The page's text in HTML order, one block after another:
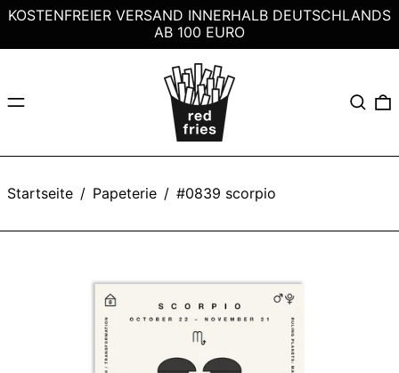
KOSTENFREIER VERSAND INNERHALB DEUTSCHLANDS
AB 100 EURO
Menü Suchen
Startseite / Papeterie / #0839 scorpio